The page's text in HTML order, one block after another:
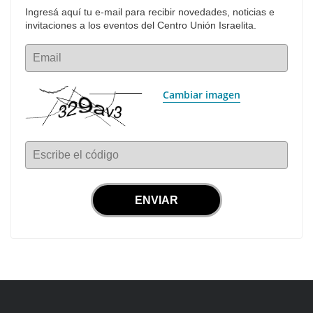
Ingresá aquí tu e-mail para recibir novedades, noticias e
invitaciones a los eventos del Centro Unión Israelita.
Email
Cambiar imagen
Escribe el código